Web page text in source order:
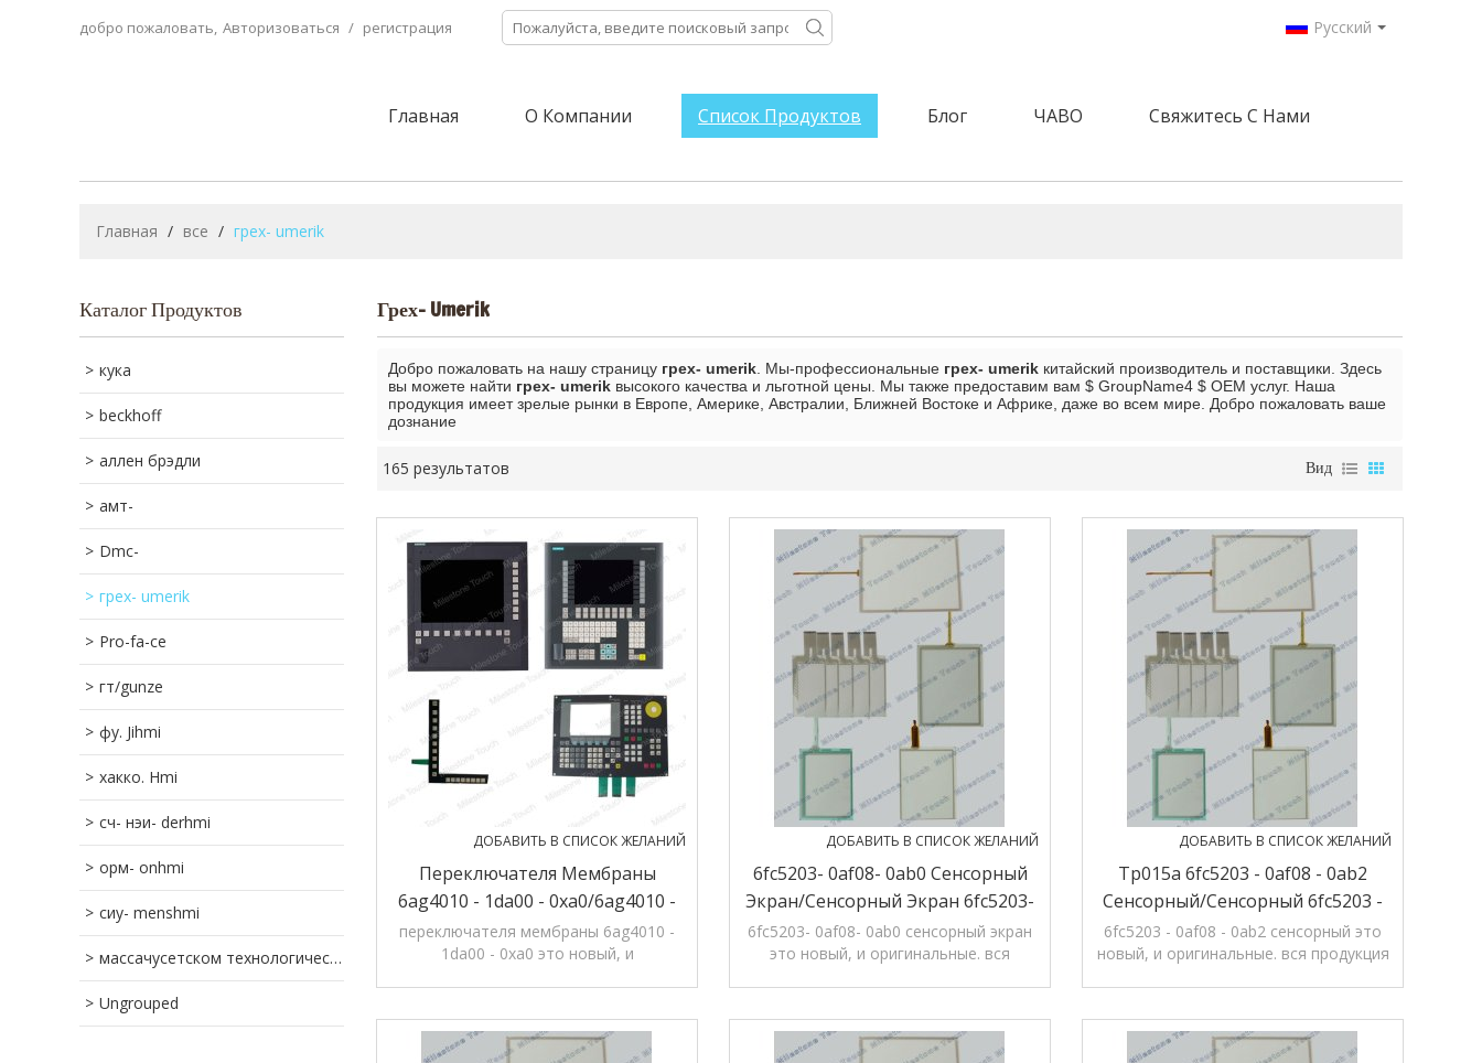
добро пожаловать, Авторизоваться / регистрация Русский
Главная О Компании Список Продуктов Блог ЧАВО Свяжитесь С Нами
Главная / все / грех- umerik
Каталог Продуктов
кука
beckhoff
аллен брэдли
амт-
Dmc-
грех- umerik
Pro-fa-ce
гт/gunze
фу. Jihmi
хакко. Hmi
сч- нэи- derhmi
орм- onhmi
сиу- menshmi
массачусетском технологическом институте- subishihmi
Ungrouped
Грех- Umerik
Добро пожаловать на нашу страницу грех- umerik . Мы-профессиональные грех- umerik китайский производитель и поставщики. Здесь
вы можете найти грех- umerik высокого качества и льготной цены. Мы также предоставим вам $ GroupName4 $ OEM услуг. Наша
продукция имеет зрелые рынки в Европе, Америке, Австралии, Ближней Востоке и Африке, даже во всем мире. Добро пожаловать ваше
дознание
165 результатов Вид
ДОБАВИТЬ В СПИСОК ЖЕЛАНИЙ
Переключателя Мембраны
6ag4010 - 1da00 - 0xa0/6ag4010 -
1da00 - 0xa0 Переключателя
Мембраны
переключателя мембраны 6ag4010 -
1da00 - 0xa0 это новый, и
ДОБАВИТЬ В СПИСОК ЖЕЛАНИЙ
6fc5203- 0af08- 0ab0 Сенсорный
Экран/сенсорный Экран 6fc5203-
0af08- 0ab0 Tp015a
6fc5203- 0af08- 0ab0 сенсорный экран
это новый, и оригинальные. вся
ДОБАВИТЬ В СПИСОК ЖЕЛАНИЙ
Tp015a 6fc5203 - 0af08 - 0ab2
Сенсорный/сенсорный 6fc5203 -
0af08 - 0ab2 Tp015a
6fc5203 - 0af08 - 0ab2 сенсорный это
новый, и оригинальные. вся продукция